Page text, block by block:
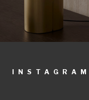
INSTAGRAM